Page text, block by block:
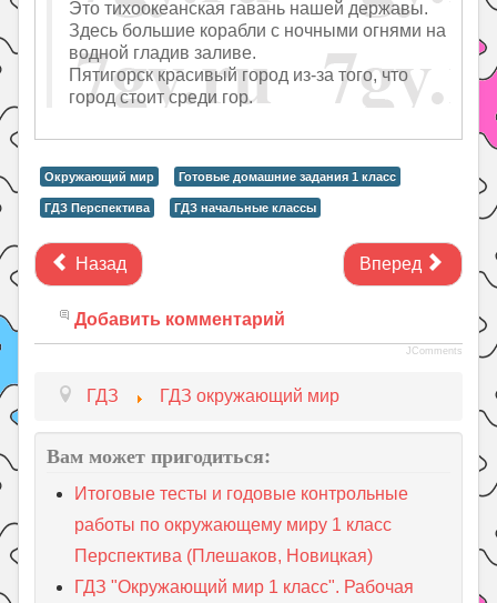
Это тихоокеанская гавань нашей державы.
Здесь большие корабли с ночными огнями на
водной гладив заливе.
Пятигорск красивый город из-за того, что
город стоит среди гор.
Окружающий мир Готовые домашние задания 1 класс
ГДЗ Перспектива ГДЗ начальные классы
Назад Вперед
Добавить комментарий
JComments
ГДЗ ГДЗ окружающий мир
Вам может пригодиться:
Итоговые тесты и годовые контрольные
работы по окружающему миру 1 класс
Перспектива (Плешаков, Новицкая)
ГДЗ "Окружающий мир 1 класс". Рабочая